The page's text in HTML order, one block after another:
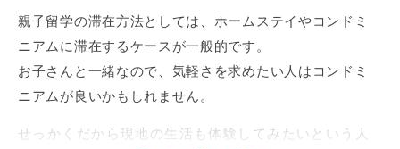
親子留学の滞在方法としては、ホームステイやコンドミ
ニアムに滞在するケースが一般的です。
お子さんと一緒なので、気軽さを求めたい人はコンドミ
ニアムが良いかもしれません。
せっかくだから現地の生活も体験してみたいという人